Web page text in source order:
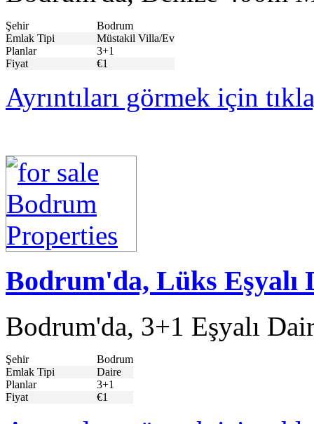
Şehir
Bodrum
Emlak Tipi
Müstakil Villa/Ev
Planlar
3+1
Fiyat
€1
Ayrıntıları görmek için
Bodrum'da, Lüks Eşyalı
Bodrum'da, 3+1 Eşyalı
Şehir
Bodrum
Emlak Tipi
Daire
Planlar
3+1
Fiyat
€1